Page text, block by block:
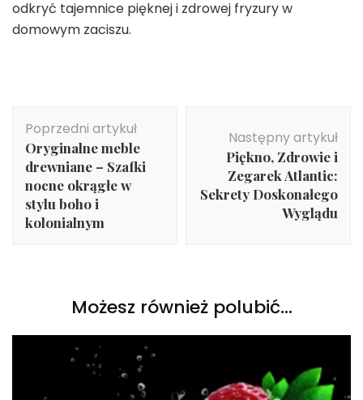
odkryć tajemnice pięknej i zdrowej fryzury w
domowym zaciszu.
wpisu
Poprzedni artykuł
Oryginalne meble
drewniane – Szafki
nocne okrągłe w
stylu boho i
kolonialnym
Następny artykuł
Piękno, Zdrowie i
Zegarek Atlantic:
Sekrety Doskonałego
Wyglądu
Możesz również polubić…